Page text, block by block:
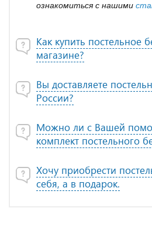
ознакомиться с нашими
Как купить постельное
магазине?
Вы доставляете
России?
Можно ли с Вашей
комплект постельного
Хочу приобрести
себя, а в подарок.